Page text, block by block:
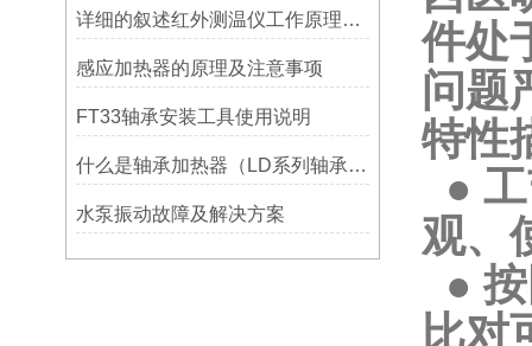
详细的叙述红外测温仪工作原理及应用
感应加热器的原理及注意事项
FT33轴承安装工具使用说明
什么是轴承加热器（LD系列轴承加热器）-宁波利德仪器
水泵振动故障及解决方案
件处
问题
特性
●
观、
●
比对